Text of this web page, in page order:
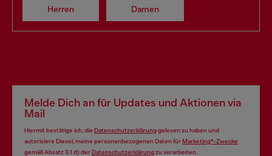
Herren Damen
Melde Dich an für Updates und Aktionen via
Mail
Hiermit bestätige ich, die Datenschutzerklärunggelesen zu haben und
autorisiere Diesel, meine personenbezogenen Daten fürMarketing*-Zwecke
gemäß Absatz 3.1 d) derDatenschutzerklärungzu verarbeiten.